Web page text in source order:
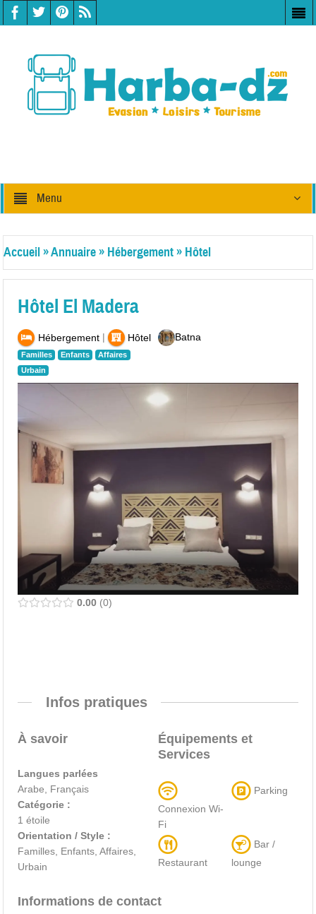
Menu
Accueil»Annuaire» Hébergement» Hôtel
Hôtel El Madera
Hébergement| Hôtel
Familles Enfants
Affaires
Urbain
Batna
0.00 0
Infos pratiques
À savoir
Langues parlées
Arabe, Français
Catégorie :
1 étoile
Orientation / Style :
Familles, Enfants, Affaires,
Urbain
Équipements et
Services
Connexion Wi-
Fi
Parking
Restaurant
Bar /
lounge
Informations de contact